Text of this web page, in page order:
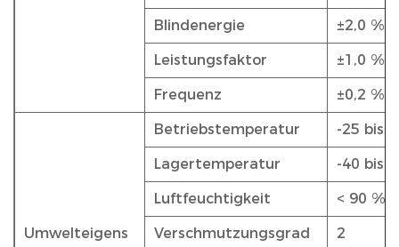
Blindenergie ±2,0 %
Leistungsfaktor ±1,0 %
Frequenz ±0,2 %
Umwelteigens
Betriebstemperatur -25 bis
Lagertemperatur -40 bis
Luftfeuchtigkeit < 90 %,
Verschmutzungsgrad 2